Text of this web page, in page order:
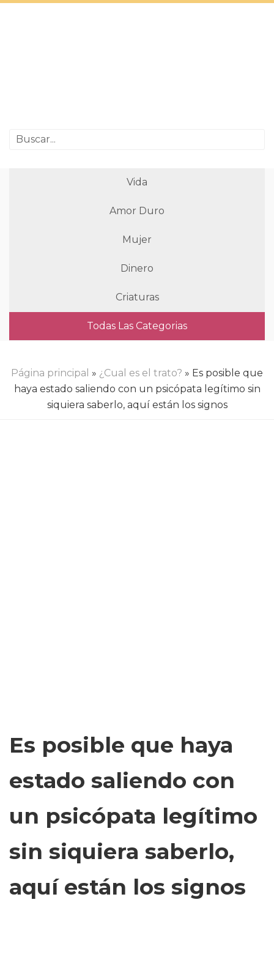
Vida
Amor Duro
Mujer
Dinero
Criaturas
Todas Las Categorias
Página principal » ¿Cual es el trato? » Es posible que
haya estado saliendo con un psicópata legítimo sin
siquiera saberlo, aquí están los signos
Es posible que haya
estado saliendo con
un psicópata legítimo
sin siquiera saberlo,
aquí están los signos